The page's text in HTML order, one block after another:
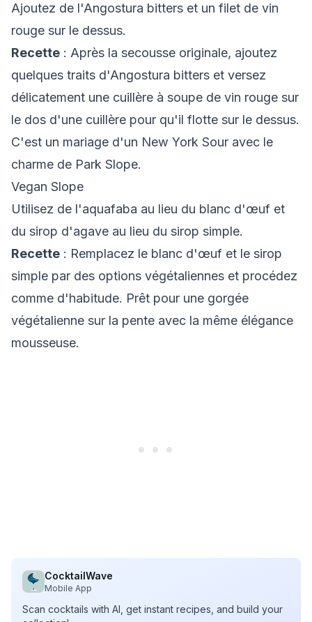
Ajoutez de l'Angostura bitters et un filet de vin
rouge sur le dessus.
Recette : Après la secousse originale, ajoutez
quelques traits d'Angostura bitters et versez
délicatement une cuillère à soupe de vin rouge sur
le dos d'une cuillère pour qu'il flotte sur le dessus.
C'est un mariage d'un New York Sour avec le
charme de Park Slope.
Vegan Slope
Utilisez de l'aquafaba au lieu du blanc d'œuf et
du sirop d'agave au lieu du sirop simple.
Recette : Remplacez le blanc d'œuf et le sirop
simple par des options végétaliennes et procédez
comme d'habitude. Prêt pour une gorgée
végétalienne sur la pente avec la même élégance
mousseuse.
CocktailWave
Mobile App
Scan cocktails with AI, get instant recipes, and build your